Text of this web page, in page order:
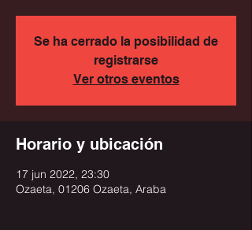
Se ha cerrado la posibilidad de
registrarse
Ver otros eventos
Horario y ubicación
17 jun 2022, 23:30
Ozaeta, 01206 Ozaeta, Araba